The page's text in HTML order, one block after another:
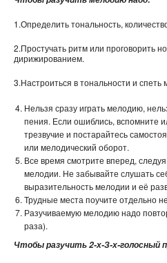
1.Определить тональность,
2.Простучать ритм или проговорить
дирижированием.
3.Настроиться в тональности и
Нельзя сразу играть мелодию,
пения. Если ошиблись, вспомните
трезвучие и постарайтесь
или мелодический оборот.
Все время смотрите вперед,
мелодии. Не забывайте слушать
выразительность мелодии и её
Трудные места поучите отдельно
Разучиваемую мелодию надо
раза).
Чтобы разучить 2-х-З-х-голосный